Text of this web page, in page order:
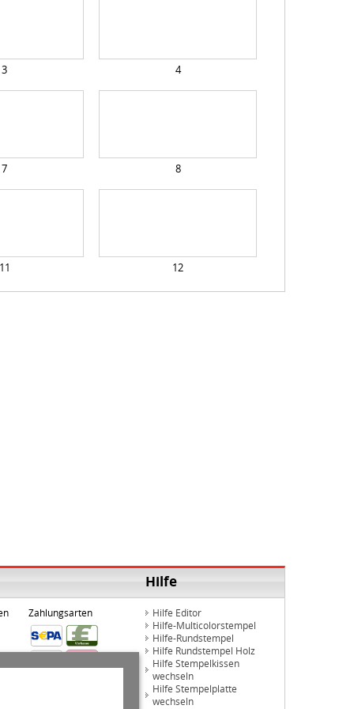
3 4
7 8
11 12
Hilfe
Zahlungsarten
Hilfe Editor
Hilfe-Multicolorstempel
Hilfe-Rundstempel
Hilfe Rundstempel Holz
Hilfe Stempelkissen
wechseln
Hilfe Stempelplatte
wechseln